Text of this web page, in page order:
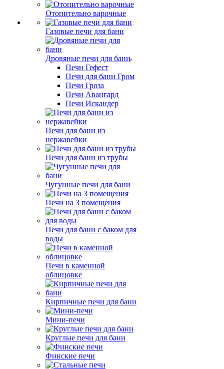
Отопительно варочные
Газовые печи для бани
Дровяные печи для бани
Печи Гефест
Печи для бани Гром
Печи Гроза
Печи Авангард
Печи Искандер
Печи для бани из
нержавейки
Печи для бани из трубы
Чугунные печи для бани
Печи на 3 помещения
Печи для бани с баком для
воды
Печи в каменной
облицовке
Кирпичные печи для бани
Мини-печи
Круглые печи для бани
Финские печи